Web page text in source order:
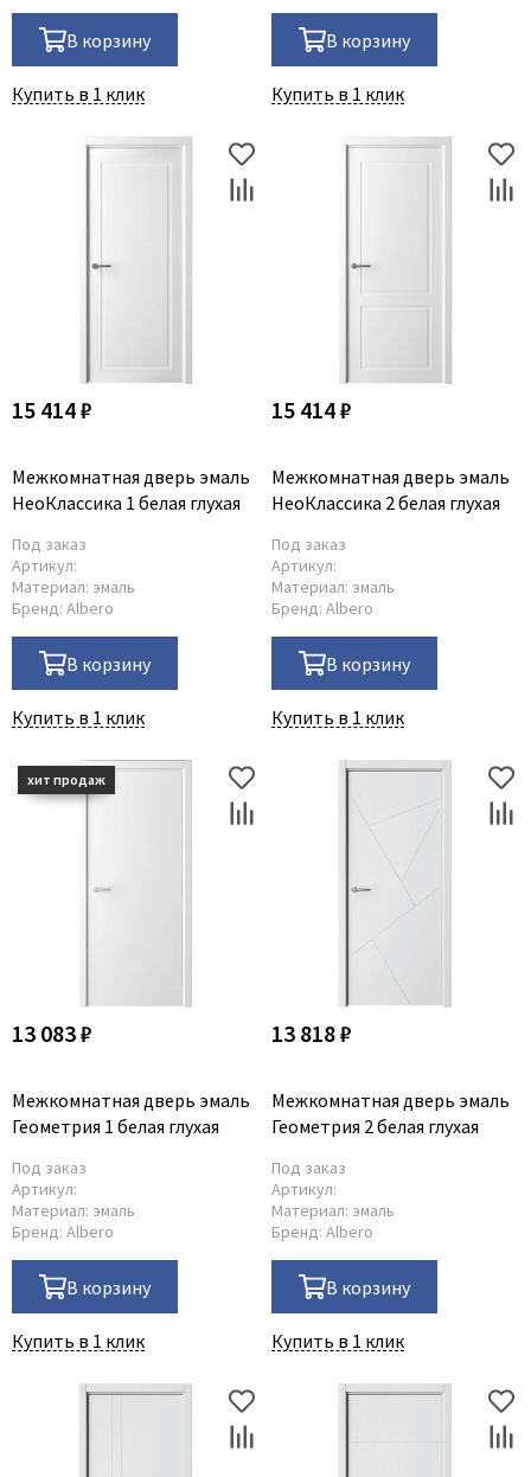
В корзину
Купить в 1 клик
В корзину
Купить в 1 клик
15 414 ₽
Межкомнатная дверь эмаль
НеоКлассика 1 белая глухая
Под заказ
Артикул:
Материал: эмаль
Бренд: Albero
В корзину
Купить в 1 клик
15 414 ₽
Межкомнатная дверь эмаль
НеоКлассика 2 белая глухая
Под заказ
Артикул:
Материал: эмаль
Бренд: Albero
В корзину
Купить в 1 клик
13 083 ₽
Межкомнатная дверь эмаль
Геометрия 1 белая глухая
Под заказ
Артикул:
Материал: эмаль
Бренд: Albero
В корзину
Купить в 1 клик
13 818 ₽
Межкомнатная дверь эмаль
Геометрия 2 белая глухая
Под заказ
Артикул:
Материал: эмаль
Бренд: Albero
В корзину
Купить в 1 клик